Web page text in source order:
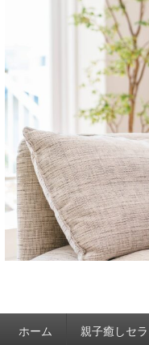
ホーム 親子癒しセ